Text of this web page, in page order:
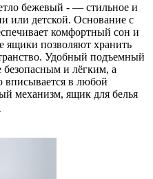
бежевый - — стильное и
или детской. Основание с
комфортный сон и
ящики позволяют хранить
Удобный подъемный
безопасным и лёгким, а
вписывается в любой
механизм, ящик для белья